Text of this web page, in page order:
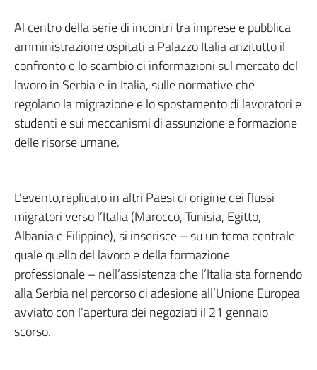
Al centro della serie di incontri tra imprese e pubblica
amministrazione ospitati a Palazzo Italia anzitutto il
confronto e lo scambio di informazioni sul mercato del
lavoro in Serbia e in Italia, sulle normative che
regolano la migrazione e lo spostamento di lavoratori e
studenti e sui meccanismi di assunzione e formazione
delle risorse umane.
L’evento,replicato in altri Paesi di origine dei flussi
migratori verso l’Italia (Marocco, Tunisia, Egitto,
Albania e Filippine), si inserisce – su un tema centrale
quale quello del lavoro e della formazione
professionale – nell’assistenza che l’Italia sta fornendo
alla Serbia nel percorso di adesione all’Unione Europea
avviato con l’apertura dei negoziati il 21 gennaio
scorso.